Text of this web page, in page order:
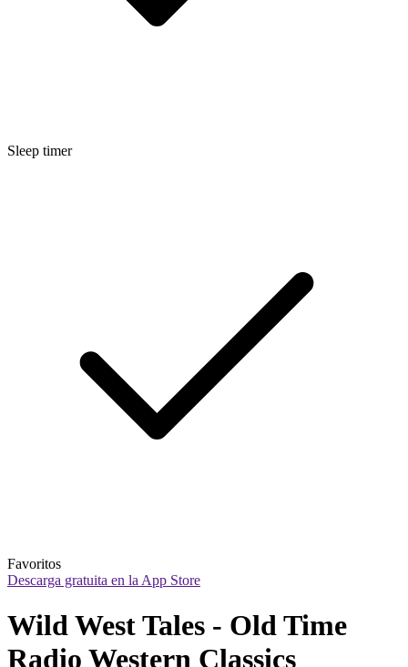
Sleep timer
Favoritos
Descarga gratuita en la App Store
Wild West Tales - Old Time
Radio Western Classics